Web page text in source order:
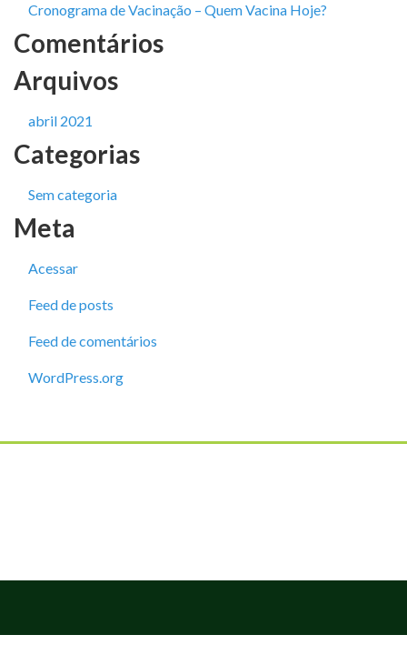
Cronograma de Vacinação – Quem Vacina Hoje?
Comentários
Arquivos
abril 2021
Categorias
Sem categoria
Meta
Acessar
Feed de posts
Feed de comentários
WordPress.org